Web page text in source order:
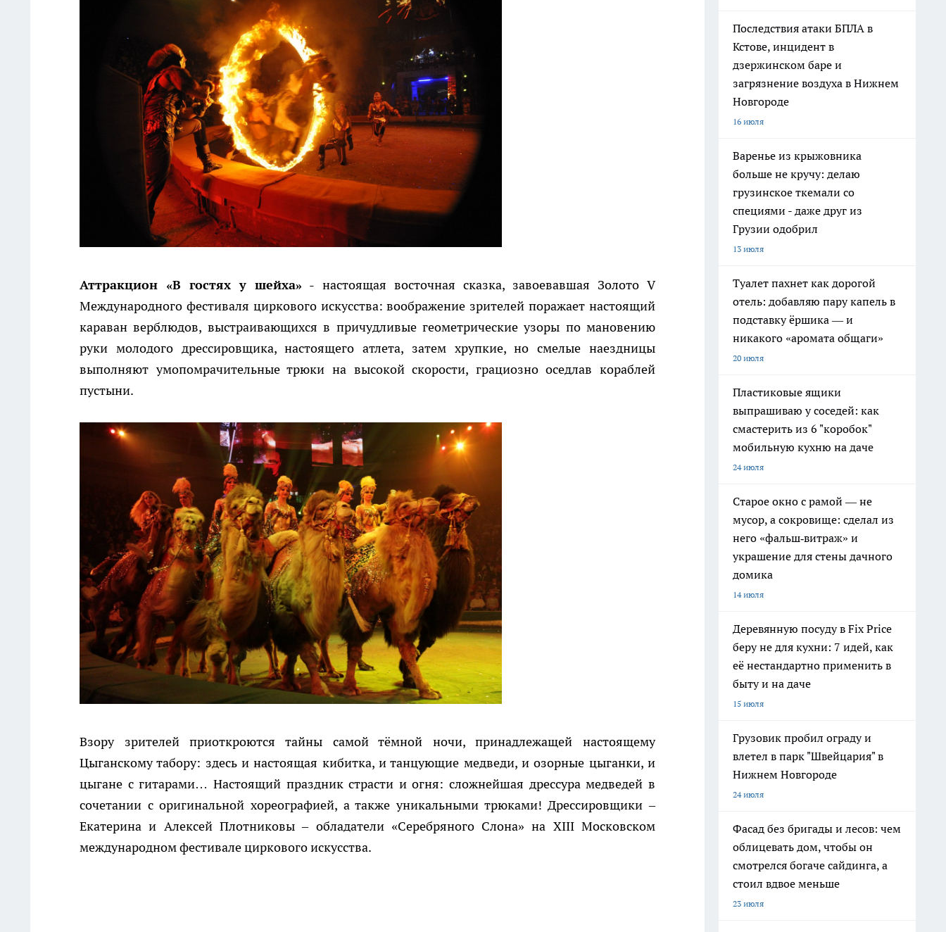
Аттракцион «В гостях у шейха» - настоящая восточная сказка, завоевавшая Золото V
Международного фестиваля циркового искусства: воображение зрителей поражает настоящий
караван верблюдов, выстраивающихся в причудливые геометрические узоры по мановению
руки молодого дрессировщика, настоящего атлета, затем хрупкие, но смелые наездницы
выполняют умопомрачительные трюки на высокой скорости, грациозно оседлав кораблей
пустыни.
Взору зрителей приоткроются тайны самой тёмной ночи, принадлежащей настоящему
Цыганскому табору: здесь и настоящая кибитка, и танцующие медведи, и озорные цыганки, и
цыгане с гитарами… Настоящий праздник страсти и огня: сложнейшая дрессура медведей в
сочетании с оригинальной хореографией, а также уникальными трюками! Дрессировщики –
Екатерина и Алексей Плотниковы – обладатели «Серебряного Слона» на XIII Московском
международном фестивале циркового искусства.
Последствия атаки БПЛА в
Кстове, инцидент в
дзержинском баре и
загрязнение воздуха в Нижнем
Новгороде
16 июля
Варенье из крыжовника
больше не кручу: делаю
грузинское ткемали со
специями - даже друг из
Грузии одобрил
13 июля
Туалет пахнет как дорогой
отель: добавляю пару капель в
подставку ёршика — и
никакого «аромата общаги»
20 июля
Пластиковые ящики
выпрашиваю у соседей: как
смастерить из 6 "коробок"
мобильную кухню на даче
24 июля
Старое окно с рамой — не
мусор, а сокровище: сделал из
него «фальш‑витраж» и
украшение для стены дачного
домика
14 июля
Деревянную посуду в Fix Price
беру не для кухни: 7 идей, как
её нестандартно применить в
быту и на даче
15 июля
Грузовик пробил ограду и
влетел в парк "Швейцария" в
Нижнем Новгороде
24 июля
Фасад без бригады и лесов: чем
облицевать дом, чтобы он
смотрелся богаче сайдинга, а
стоил вдвое меньше
23 июля